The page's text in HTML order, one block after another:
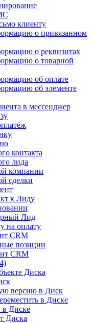
клиенту
о привязанном
о реквизитах
о товарной
об оплате
об элементе
в мессенджер
контакта
лида
компании
сделки
к Лиду
Лид
на оплату
CRM
позиции
CRM
Диска
версию в Диск
в Диске
в Диске
Диска